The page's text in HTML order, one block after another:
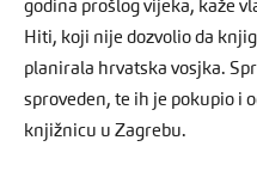
godina prošlog vijeka, kaže
Hiti, koji nije dozvolio da
planirala hrvatska vosjka.
sproveden, te ih je pokupio i
knjižnicu u Zagrebu.